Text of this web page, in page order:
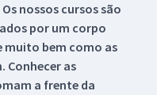
nossos cursos são
por um corpo
muito bem como as
Conhecer as
a frente da